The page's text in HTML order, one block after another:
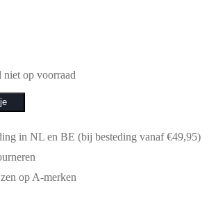
op voorraad
in NL en BE (bij besteding vanaf €49,95)
op A-merken